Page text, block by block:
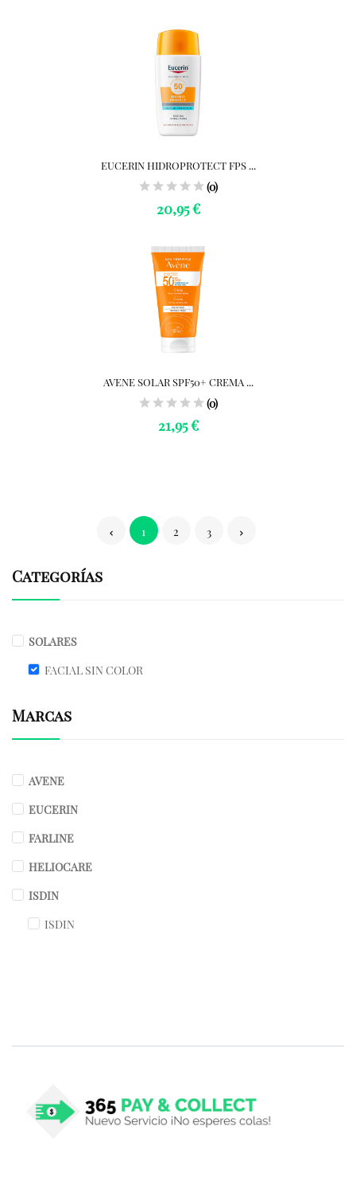
Categorías
SOLARES
FACIAL SIN COLOR
Marcas
AVENE
EUCERIN
FARLINE
HELIOCARE
ISDIN
ISDIN
EUCERIN HIDROPROTECT FPS ...
(0)
20,95 €
AVENE SOLAR SPF50+ CREMA ...
(0)
21,95 €
1 2 3